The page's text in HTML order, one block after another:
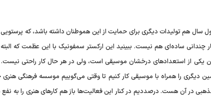
سال هم تولیدات دیگری برای حمایت از این هموطنان داشته باشد، که
چندانی ساده‌ای هم نیست. ببینید این ارکستر سمفونیک با این عظمت که
است که به اعتقاد من یکی از استعداد‌های درخشان موسیقی است، ولی در هر حال کار راحتی
دیگری را همراه با موسیقی کار کنیم تا وقتی می‌گوییم موسسه فرهنگی
در آن هست. درصددیم در کنار این فعالیت‌ها باز هم کار‌های هنری را به